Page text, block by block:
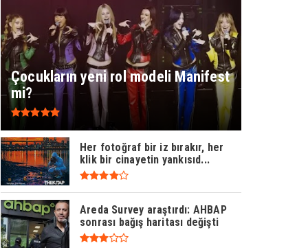
Çocukların yeni rol modeli Manifest
mi?
Her fotoğraf bir iz bırakır, her
klik bir cinayetin yankısıd...
Areda Survey araştırdı: AHBAP
sonrası bağış haritası değişti